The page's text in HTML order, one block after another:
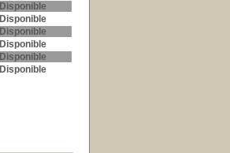
Disponible
Disponible
Disponible
Disponible
Disponible
Disponible